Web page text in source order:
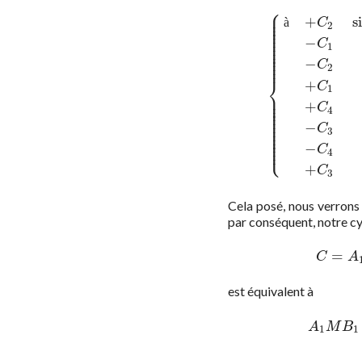
⎧
⎩
⎨
⎪
⎪
⎪⎪⎪⎪⎪⎪⎪⎪⎪⎪⎪
⎪
⎪
⎪⎪⎪⎪⎪⎪⎪⎪⎪⎪⎪⎪⎪
à +C2
−C1
−C2
+C1
+C4
−C3
−C4
+C3
C 2si le point N
Cela posé, nous
par conséquent, notre
C = A
C
est équivalent à
A1MB1
A1